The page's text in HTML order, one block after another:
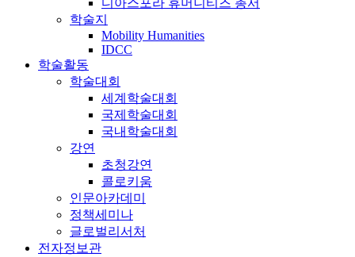
디아스포라 휴머니티즈 총서
학술지
Mobility Humanities
IDCC
학술활동
학술대회
세계학술대회
국제학술대회
국내학술대회
강연
초청강연
콜로키움
인문아카데미
정책세미나
글로벌리서처
전자정보관